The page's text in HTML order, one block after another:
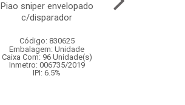
Piao sniper envelopado
c/disparador
Código: 830625
Embalagem: Unidade
Caixa Com: 96 Unidade(s)
Inmetro: 006735/2019
IPI: 6.5%